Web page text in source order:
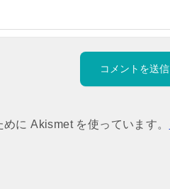
に Akismet を使っています。